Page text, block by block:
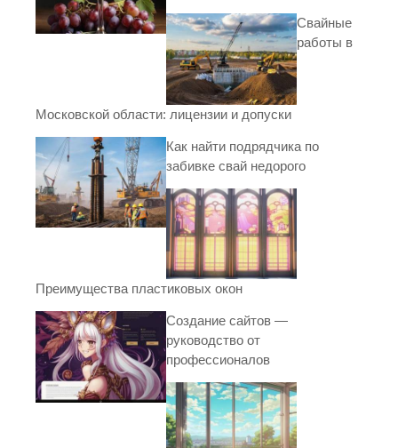
Свайные
работы в
Московской области: лицензии и допуски
Как найти подрядчика по
забивке свай недорого
Преимущества пластиковых окон
Создание сайтов —
руководство от
профессионалов